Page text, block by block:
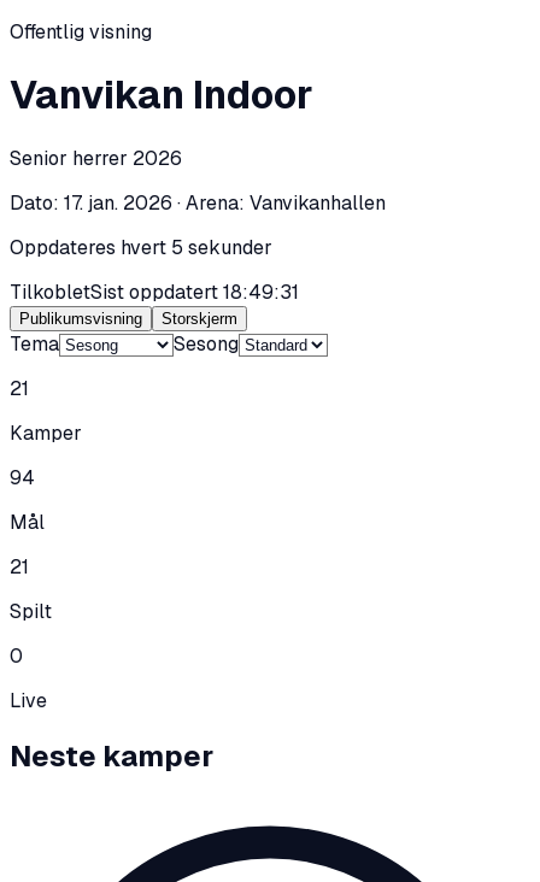
Offentlig visning
Vanvikan Indoor
Senior herrer 2026
Dato: 17. jan. 2026 · Arena: Vanvikanhallen
Oppdateres hvert 5 sekunder
TilkobletSist oppdatert18:49:31
Publikumsvisning Storskjerm
Tema
Sesong
21
Kamper
94
Mål
21
Spilt
0
Live
Neste kamper